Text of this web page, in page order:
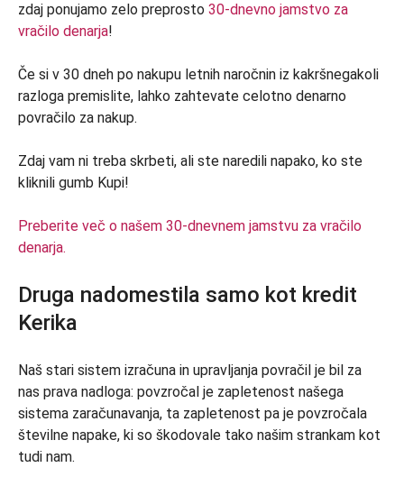
zdaj ponujamo zelo preprosto 30-dnevno jamstvo za
vračilo denarja!
Če si v 30 dneh po nakupu letnih naročnin iz kakršnegakoli
razloga premislite, lahko zahtevate celotno denarno
povračilo za nakup.
Zdaj vam ni treba skrbeti, ali ste naredili napako, ko ste
kliknili gumb Kupi!
Preberite več o našem 30-dnevnem jamstvu za vračilo
denarja.
Druga nadomestila samo kot kredit
Kerika
Naš stari sistem izračuna in upravljanja povračil je bil za
nas prava nadloga: povzročal je zapletenost našega
sistema zaračunavanja, ta zapletenost pa je povzročala
številne napake, ki so škodovale tako našim strankam kot
tudi nam.